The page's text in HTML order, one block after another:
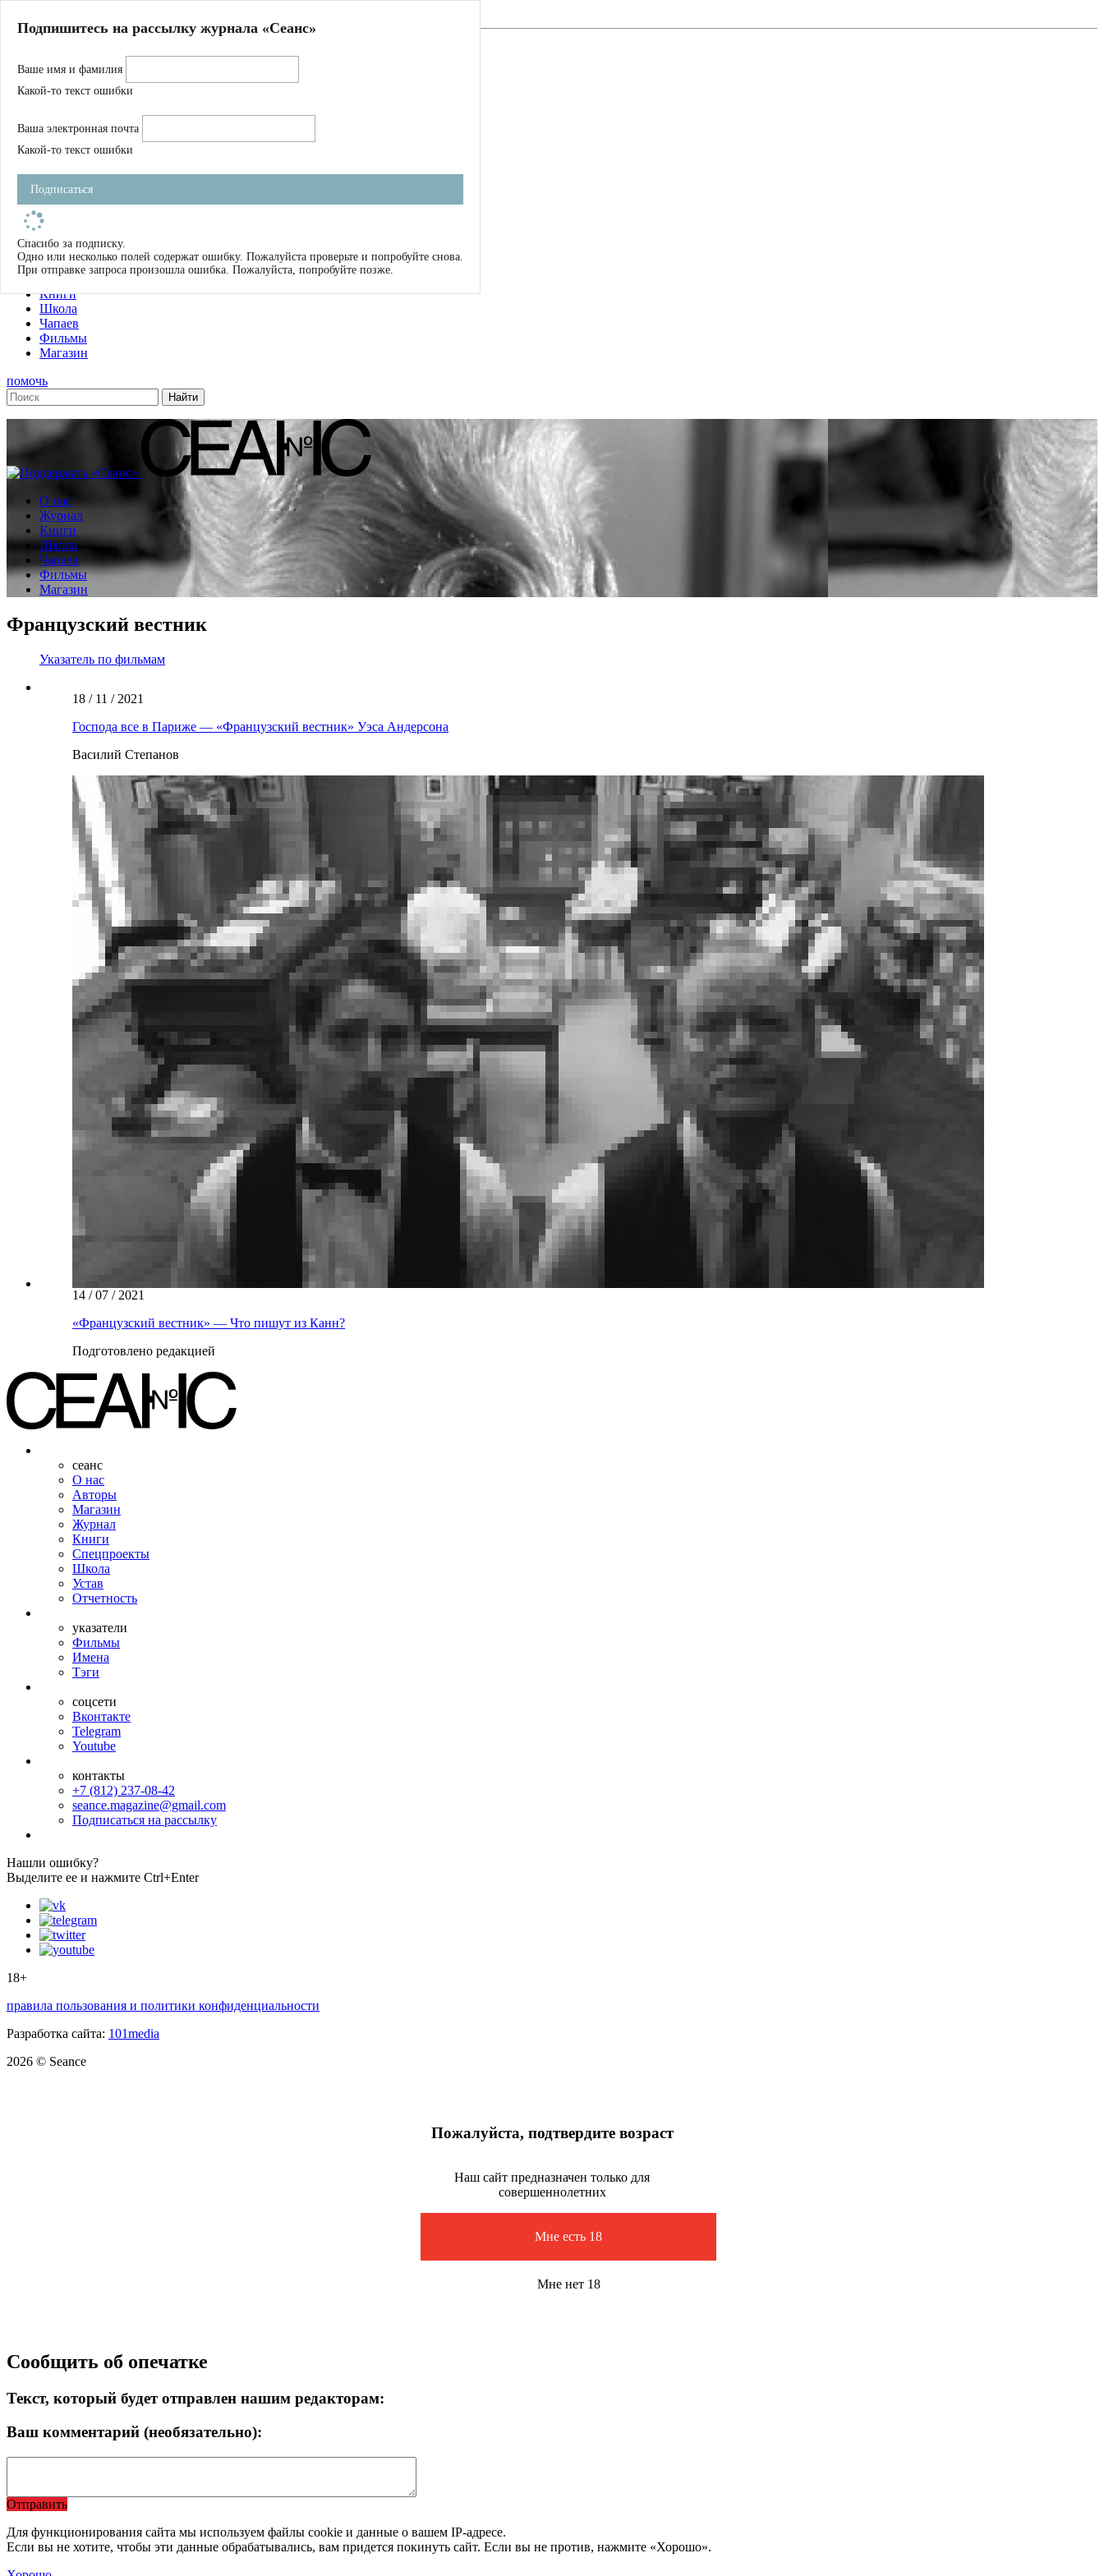
Магазин
Журнал
Школа
Устав
Фильмы
Имена
Тэги
О нас
Журнал
Книги
Школа
Чапаев
Фильмы
Магазин
помочь
О нас
Журнал
Книги
Школа
Чапаев
Фильмы
Магазин
Французский вестник
Указатель по фильмам
18 / 11 / 2021
Господа все в Париже — «Французский вестник» Уэса Андерсона
Василий Степанов
14 / 07 / 2021
«Французский вестник» — Что пишут из Канн?
Подготовлено редакцией
сеанс
О нас
Авторы
Магазин
Журнал
Книги
Спецпроекты
Школа
Устав
Отчетность
указатели
Фильмы
Имена
Тэги
соцсети
Вконтакте
Telegram
Youtube
контакты
+7 (812) 237-08-42
seance.magazine@gmail.com
Подписаться на рассылку
Подпишитесь на рассылку журнала «Сеанс»
Ваше имя и фамилия
Какой-то текст ошибки
Ваша электронная почта
Какой-то текст ошибки
Подписаться
Спасибо за подписку.
Одно или несколько полей содержат ошибку. Пожалуйста проверьте и попробуйте снова.
При отправке запроса произошла ошибка. Пожалуйста, попробуйте позже.
Нашли ошибку?
Выделите ее и нажмите Ctrl+Enter
18+
правила пользования и политики конфиденциальности
Разработка сайта: 101media
2026 © Seance
Пожалуйста, подтвердите возраст
Наш сайт предназначен только для
совершеннолетних
Мне есть 18
Мне нет 18
Сообщить об опечатке
Текст, который будет отправлен нашим редакторам:
Ваш комментарий (необязательно):
Отправить
Для функционирования сайта мы используем файлы cookie и данные о вашем IP-адресе.
Если вы не хотите, чтобы эти данные обрабатывались, вам придется покинуть сайт. Если вы не против, нажмите «Хорошо».